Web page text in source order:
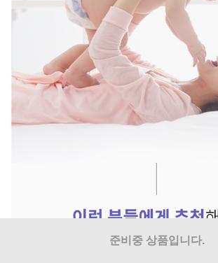
준비중 상품입니다.